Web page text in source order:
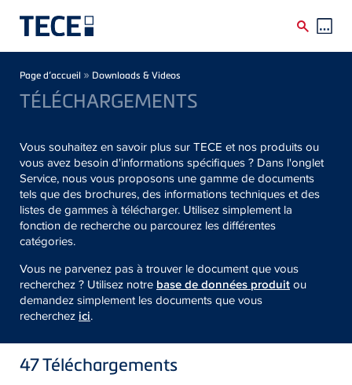
Breadcrumb
Page d’accueil » Downloads & Videos
TÉLÉCHARGEMENTS
Vous souhaitez en savoir plus sur TECE et nos produits ou
vous avez besoin d'informations spécifiques ? Dans l'onglet
Service, nous vous proposons une gamme de documents
tels que des brochures, des informations techniques et des
listes de gammes à télécharger. Utilisez simplement la
fonction de recherche ou parcourez les différentes
catégories.
Vous ne parvenez pas à trouver le document que vous
recherchez ? Utilisez notre base de données produitou
demandez simplement les documents que vous
recherchezici.
47Téléchargements